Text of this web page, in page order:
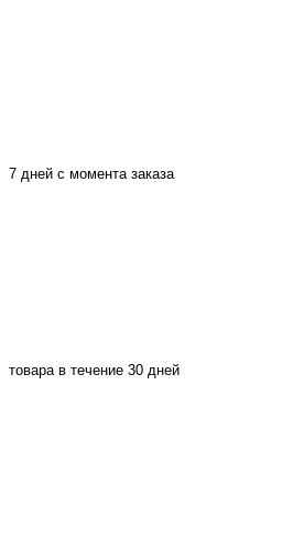
7 дней с момента заказа
товара в течение 30 дней